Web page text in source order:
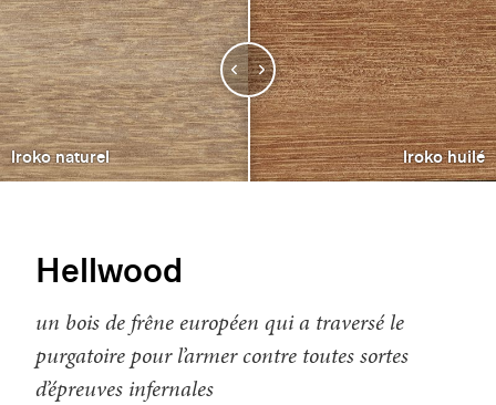
Iroko naturel Iroko huilé
Hellwood
un bois de frêne européen qui a traversé le
purgatoire pour l’armer contre toutes sortes
d’épreuves infernales